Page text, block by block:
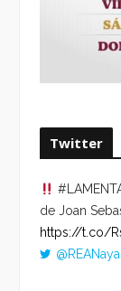
Twitter
de Joan
https://t.co/